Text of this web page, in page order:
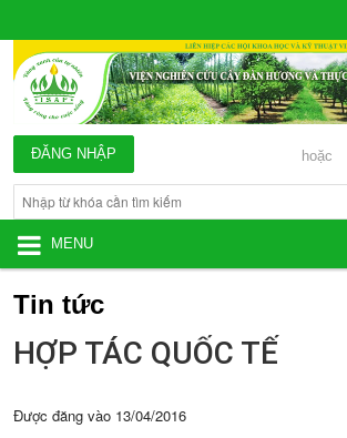
hoặc
ĐĂNG NHẬP
MENU
Tin tức
HỢP TÁC QUỐC TẾ
Được đăng vào 13/04/2016